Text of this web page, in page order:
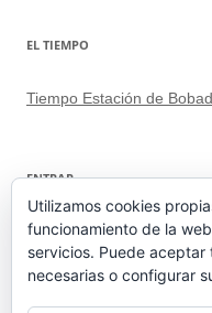
EL TIEMPO
Tiempo Estación de
ENTRAR
Acceder
Feed de entradas
Feed de comentarios
Utilizamos cookies
funcionamiento de la
servicios. Puede
necesarias o configurar